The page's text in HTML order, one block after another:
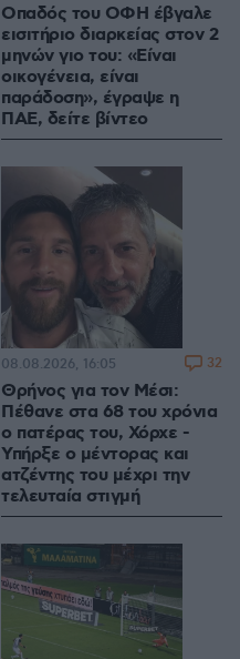
Οπαδός του ΟΦΗ έβγαλε
εισιτήριο διαρκείας στον 2
μηνών γιο του: «Είναι
οικογένεια, είναι
παράδοση», έγραψε η
ΠΑΕ, δείτε βίντεο
Θρήνος για τον Μέσι:
Πέθανε στα 68 του χρόνια
ο πατέρας του, Χόρχε -
Υπήρξε ο μέντορας και
ατζέντης του μέχρι την
τελευταία στιγμή
08.08.2026, 16:05 32